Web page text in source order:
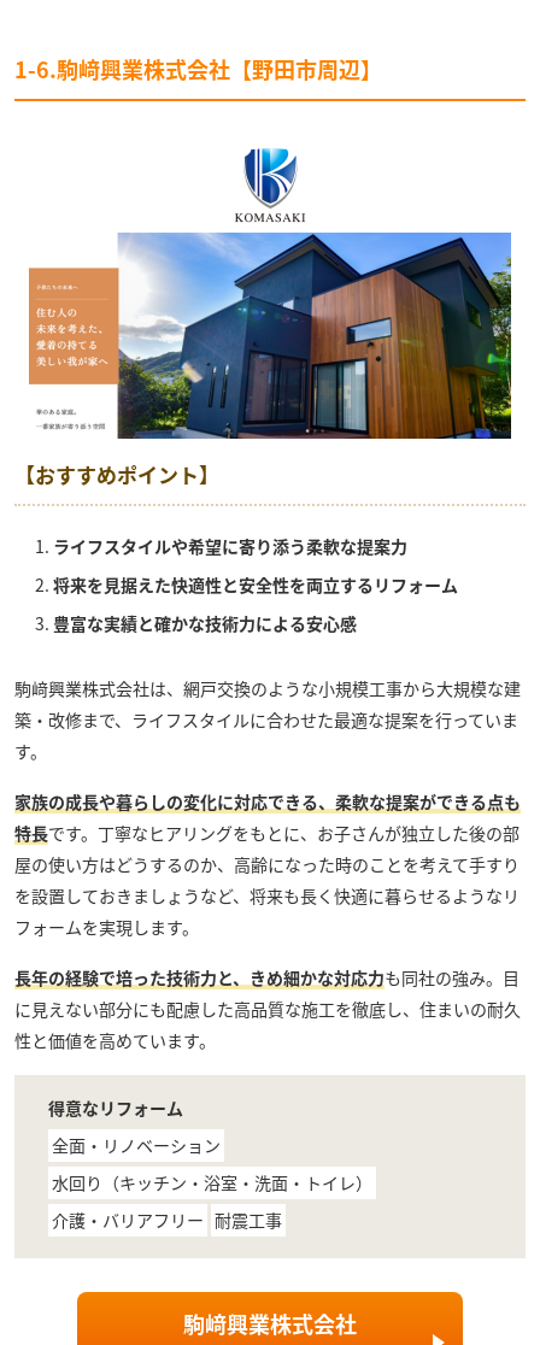
1-6.駒﨑興業株式会社【野田市周辺】
【おすすめポイント】
ライフスタイルや希望に寄り添う柔軟な提案力
将来を見据えた快適性と安全性を両立するリフォーム
豊富な実績と確かな技術力による安心感
駒﨑興業株式会社は、網戸交換のような小規模工事から大規模な建
築・改修まで、ライフスタイルに合わせた最適な提案を行っていま
す。
家族の成長や暮らしの変化に対応できる、柔軟な提案ができる点も
特長です。丁寧なヒアリングをもとに、お子さんが独立した後の部
屋の使い方はどうするのか、高齢になった時のことを考えて手すり
を設置しておきましょうなど、将来も長く快適に暮らせるようなリ
フォームを実現します。
長年の経験で培った技術力と、きめ細かな対応力も同社の強み。目
に見えない部分にも配慮した高品質な施工を徹底し、住まいの耐久
性と価値を高めています。
得意なリフォーム
全面・リノベーション
水回り（キッチン・浴室・洗面・トイレ）
介護・バリアフリー 耐震工事
駒﨑興業株式会社